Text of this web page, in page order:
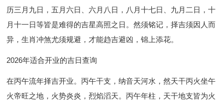
历三月九日，五月六日、六月八日，八月十七日、九月二日，十
月十一日等皆是难得的吉星高照之日。然须铭记，择吉须因人而
异，生肖冲煞尤须规避，才能趋吉避凶，锦上添花。
2026年适合开业的吉日查询
在丙午流年择吉开业。丙午干支，纳音天河水，然天干丙火坐午
火帝旺之地，火势炎炎，烈焰滔天。丙午年柱，天干地支皆为火